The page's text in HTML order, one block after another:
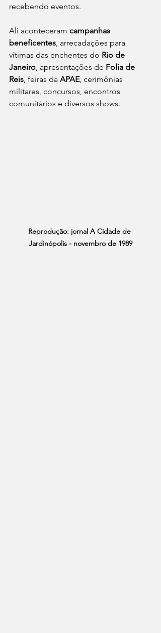
recebendo eventos.
Ali aconteceram campanhas
beneficentes, arrecadações para
vítimas das enchentes do Rio de
Janeiro, apresentações de Folia de
Reis, feiras da APAE, cerimônias
militares, concursos, encontros
comunitários e diversos shows.
Reprodução: jornal A Cidade de
Jardinópolis - novembro de 1989